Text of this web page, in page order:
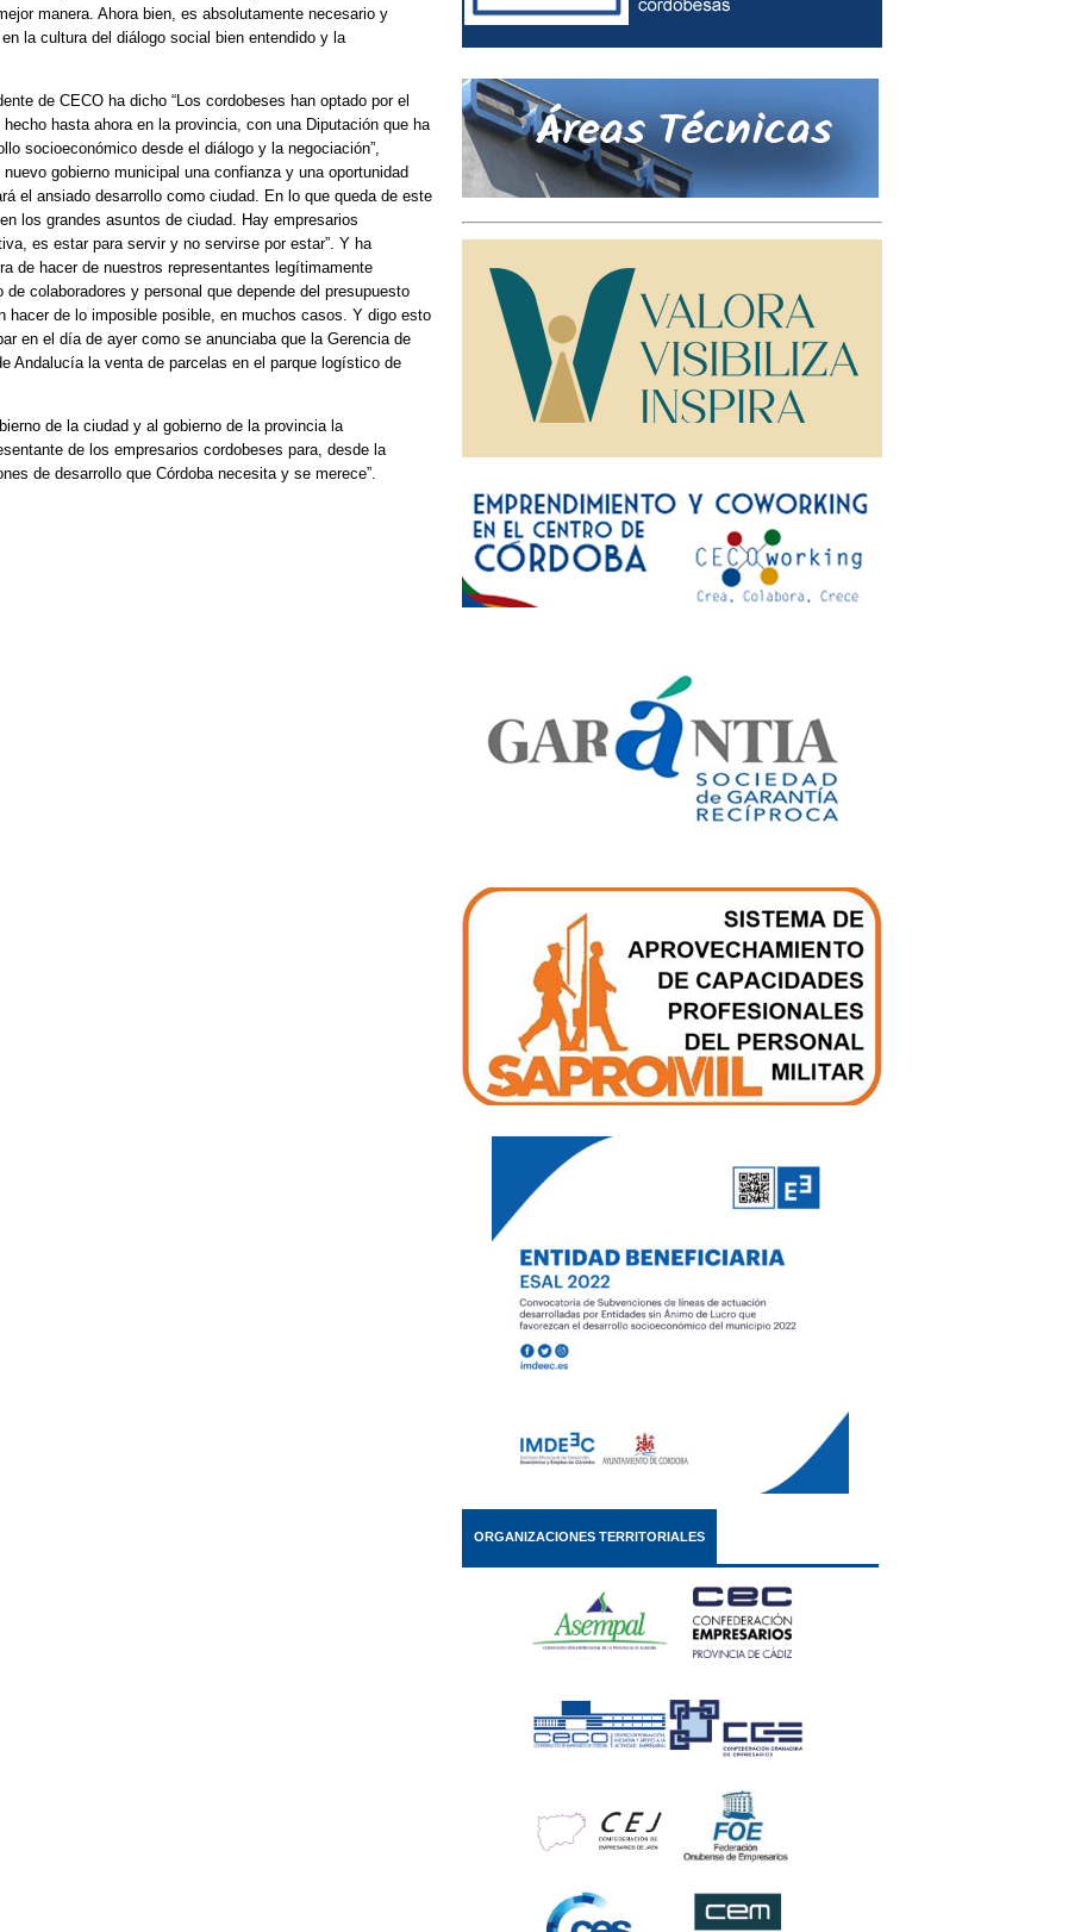
manera. Ahora bien, es absolutamente necesario y
la cultura del diálogo social bien entendido y la
de CECO ha dicho “Los cordobeses han optado por el
hasta ahora en la provincia, con una Diputación que ha
socioeconómico desde el diálogo y la negociación”,
gobierno municipal una confianza y una oportunidad
el ansiado desarrollo como ciudad. En lo que queda de este
los grandes asuntos de ciudad. Hay empresarios
es estar para servir y no servirse por estar”. Y ha
de hacer de nuestros representantes legítimamente
colaboradores y personal que depende del presupuesto
hacer de lo imposible posible, en muchos casos. Y digo esto
en el día de ayer como se anunciaba que la Gerencia de
Andalucía la venta de parcelas en el parque logístico de
de la ciudad y al gobierno de la provincia la
de los empresarios cordobeses para, desde la
de desarrollo que Córdoba necesita y se merece”.
ORGANIZACIONES TERRITORIALES